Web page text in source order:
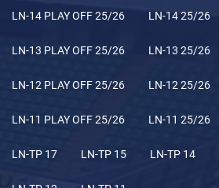
LN-14 PLAY OFF 25/26 LN-14 25/26
LN-13 PLAY OFF 25/26 LN-13 25/26
LN-12 PLAY OFF 25/26 LN-12 25/26
LN-11 PLAY OFF 25/26 LN-11 25/26
LN-TP 17 LN-TP 15 LN-TP 14